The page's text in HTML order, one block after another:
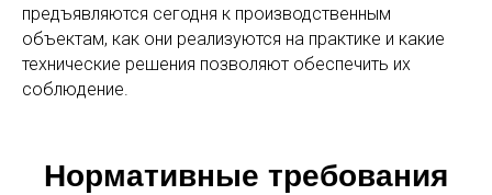
предъявляются сегодня к производственным
объектам, как они реализуются на практике и какие
технические решения позволяют обеспечить их
соблюдение.
Нормативные требования